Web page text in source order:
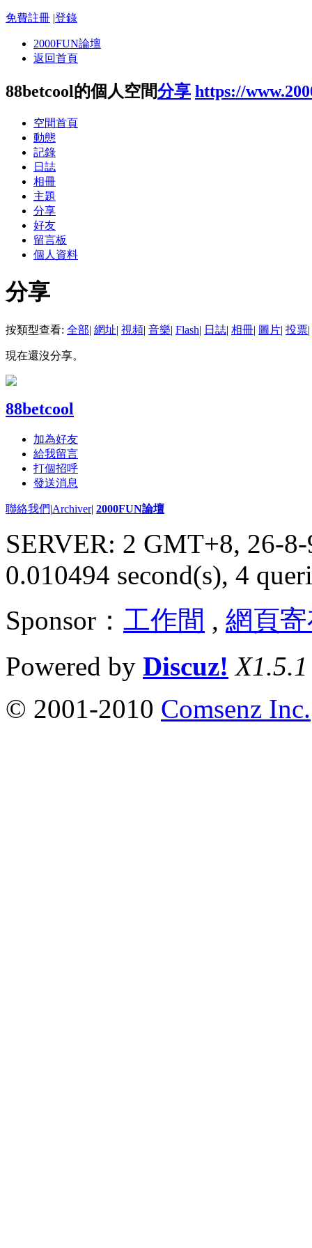
免費註冊 |登錄
2000FUN論壇
返回首頁
88betcool的個人空間分享 https://
空間首頁
動態
記錄
日誌
相冊
主題
分享
好友
留言板
個人資料
分享
按類型查看: 全部| 網址| 視頻| 音樂| Flash| 日誌| 相冊| 圖片| 投票|
現在還沒分享。
88betcool
加為好友
給我留言
打個招呼
發送消息
聯絡我們|Archiver| 2000FUN論壇
SERVER: 2 GMT+8, 26-
0.010494 second(s), 4
Sponsor： 工作間 , 網頁
Powered by Discuz! X1.5.1
© 2001-2010 Comsenz Inc.